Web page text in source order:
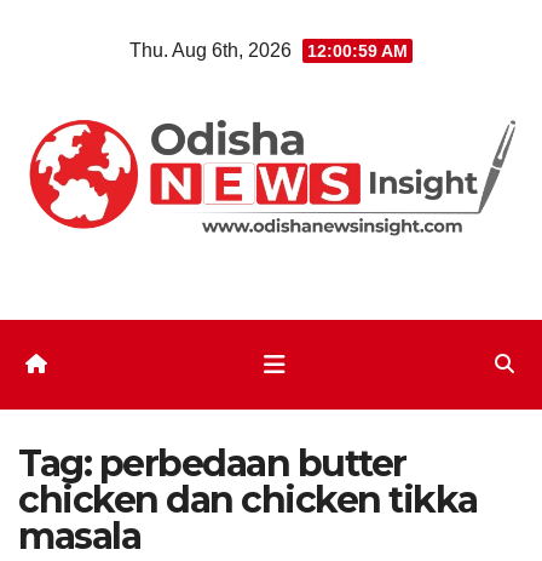
Thu. Aug 6th, 2026 12:00:59 AM
Tag: perbedaan butter
chicken dan chicken tikka
masala